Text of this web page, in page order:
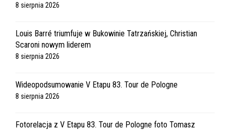
8 sierpnia 2026
Louis Barré triumfuje w Bukowinie Tatrzańskiej, Christian
Scaroni nowym liderem
8 sierpnia 2026
Wideopodsumowanie V Etapu 83. Tour de Pologne
8 sierpnia 2026
Fotorelacja z V Etapu 83. Tour de Pologne foto Tomasz